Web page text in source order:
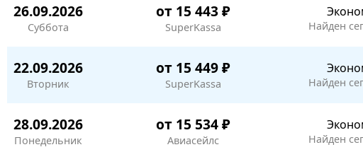
26.09.2026
Суббота
от 15 443 ₽
SuperKassa Найден
22.09.2026
Вторник
от 15 449 ₽
SuperKassa Найден
28.09.2026
Понедельник
от 15 534 ₽
Авиасейлс Найден